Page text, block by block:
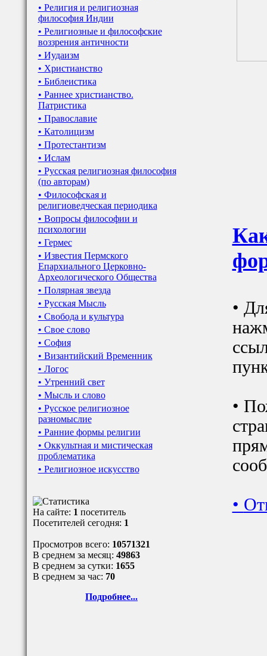
• Религия и религиозная
философия Индии
• Религиозные и философские
воззрения античности
• Иудаизм
• Христианство
• Библеистика
• Раннее христианство.
Патристика
• Православие
• Католицизм
• Протестантизм
• Ислам
• Русская религиозная философия
(по авторам)
• Философская и
религиоведческая периодика
• Вопросы философии и
психологии
• Гермес
• Известия Пермского
Епархиального Церковно-
Археологического Общества
• Полярная звезда
• Русская Мысль
• Свобода и культура
• Свое слово
• София
• Византийский Временник
• Логос
• Утренний свет
• Мысль и слово
• Русское религиозное
разномыслие
• Ранние формы религии
• Оккультная и мистическая
проблематика
• Религиозное искусство
На сайте: 1 посетитель
Посетителей сегодня: 1
Просмотров всего: 10571321
В среднем за месяц: 49863
В среднем за сутки: 1655
В среднем за час: 70
Подробнее...
•
•
•